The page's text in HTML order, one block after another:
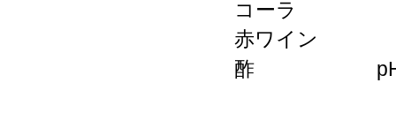
コー
赤ワイン
酢